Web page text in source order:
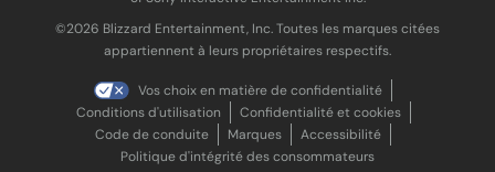
©2026 Blizzard Entertainment, Inc. Toutes les marques citées
appartiennent à leurs propriétaires respectifs.
Vos choix en matière de confidentialité
Conditions d'utilisation
Confidentialité et cookies
Code de conduite
Marques
Accessibilité
Politique d'intégrité des consommateurs